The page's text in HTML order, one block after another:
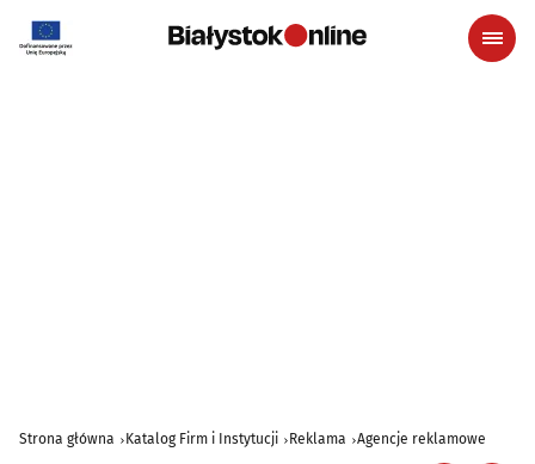
Strona główna Katalog Firm i Instytucji Reklama Agencje reklamowe